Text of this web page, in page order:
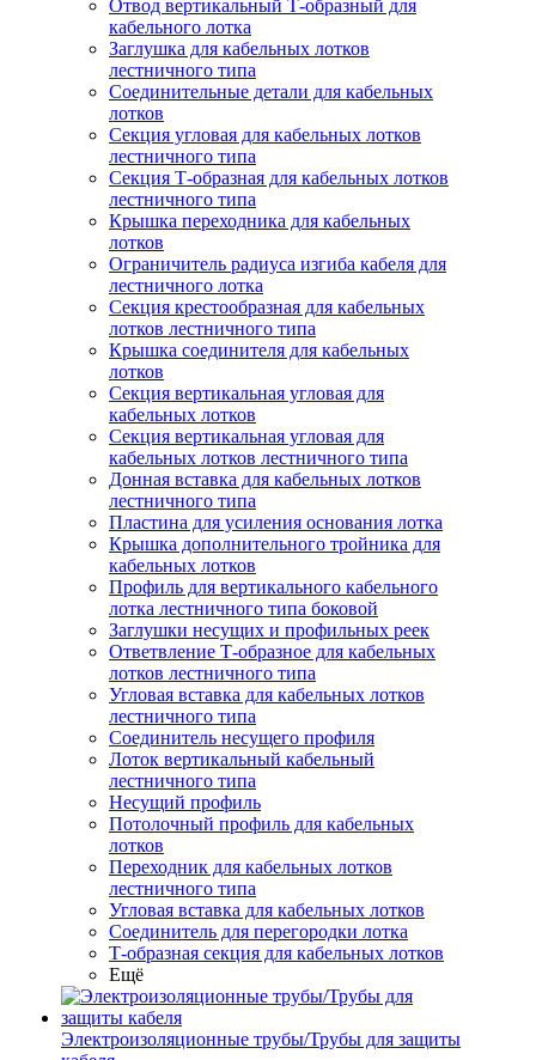
Отвод вертикальный Т-образный для
кабельного лотка
Заглушка для кабельных лотков
лестничного типа
Соединительные детали для кабельных
лотков
Секция угловая для кабельных лотков
лестничного типа
Секция Т-образная для кабельных лотков
лестничного типа
Крышка переходника для кабельных
лотков
Ограничитель радиуса изгиба кабеля для
лестничного лотка
Секция крестообразная для кабельных
лотков лестничного типа
Крышка соединителя для кабельных
лотков
Секция вертикальная угловая для
кабельных лотков
Секция вертикальная угловая для
кабельных лотков лестничного типа
Донная вставка для кабельных лотков
лестничного типа
Пластина для усиления основания лотка
Крышка дополнительного тройника для
кабельных лотков
Профиль для вертикального кабельного
лотка лестничного типа боковой
Заглушки несущих и профильных реек
Ответвление Т-образное для кабельных
лотков лестничного типа
Угловая вставка для кабельных лотков
лестничного типа
Соединитель несущего профиля
Лоток вертикальный кабельный
лестничного типа
Несущий профиль
Потолочный профиль для кабельных
лотков
Переходник для кабельных лотков
лестничного типа
Угловая вставка для кабельных лотков
Соединитель для перегородки лотка
Т-образная секция для кабельных лотков
Ещё
Электроизоляционные трубы/Трубы для защиты